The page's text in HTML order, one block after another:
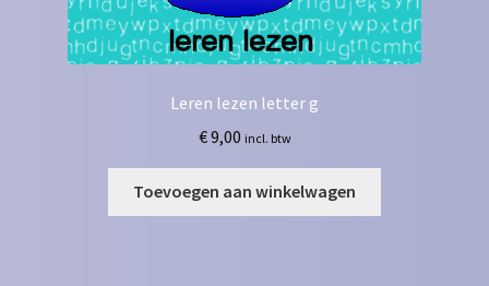
Winkel
Leren lezen letter g
€9,00 incl. btw
Toevoegen aan winkelwagen